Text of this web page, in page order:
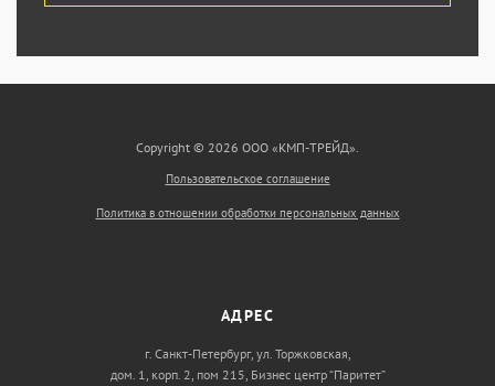
Copyright © 2026 ООО «КМП-ТРЕЙД».
Пользовательское соглашение
Политика в отношении обработки персональных данных
АДРЕС
г. Санкт-Петербург, ул. Торжковская,
дом. 1, корп. 2, пом 215, Бизнес центр “Паритет”